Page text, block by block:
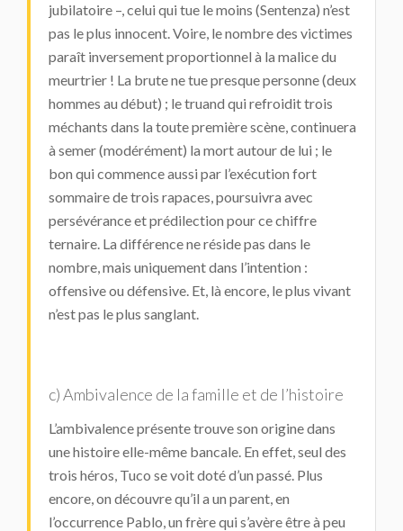
jubilatoire –, celui qui tue le moins (Sentenza) n’est
pas le plus innocent. Voire, le nombre des victimes
paraît inversement proportionnel à la malice du
meurtrier ! La brute ne tue presque personne (deux
hommes au début) ; le truand qui refroidit trois
méchants dans la toute première scène, continuera
à semer (modérément) la mort autour de lui ; le
bon qui commence aussi par l’exécution fort
sommaire de trois rapaces, poursuivra avec
persévérance et prédilection pour ce chiffre
ternaire. La différence ne réside pas dans le
nombre, mais uniquement dans l’intention :
offensive ou défensive. Et, là encore, le plus vivant
n’est pas le plus sanglant.
c) Ambivalence de la famille et de l’histoire
L’ambivalence présente trouve son origine dans
une histoire elle-même bancale. En effet, seul des
trois héros, Tuco se voit doté d’un passé. Plus
encore, on découvre qu’il a un parent, en
l’occurrence Pablo, un frère qui s’avère être à peu